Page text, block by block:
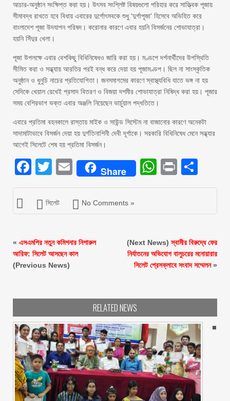
আচার-অনুষ্ঠান সংক্ষিপ্ত করা হয়। উৎসব সংশ্লিষ্ট বিষয়গুলো পরিহার করে সাত্ত্বিক পূজায়
সীমাবদ্ধ রাখতে হবে বিধায় এবারের দুর্গোৎসবকে শুধু ‘দুর্গাপূজা’ হিসেবে অভিহিত করে
বাংলাদেশ পূজা উদযাপন পরিষদ। করোনার কারণে এবার হয়নি বিসর্জনের শোভাযাত্রা।
হয়নি সিঁদুর খেলা।
পূজা উপলক্ষে এবার বেশকিছু বিধিনিষেধও জারি করা হয়। মণ্ডপে দর্শনার্থীদের উপস্থিতি
সীমিত করা ও সন্ধ্যায় আরতির পরই বন্ধ করে দেয়া হয় পূজামণ্ডপ। ছিল না সাংস্কৃতিক
অনুষ্ঠান ও ধুনুচি নাচের প্রতিযোগিতা। জনসমাগমের কারণে স্বাস্থ্যবিধি যাতে ভঙ্গ না হয়
সেদিকে খেয়াল রেখেই প্রসাদ বিতরণ ও বিজয়া দশমীর শোভাযাত্রা নিষিদ্ধ করা হয়। পূজার
সময় বেশিরভাগ ভক্ত এবার অঞ্জলি নিয়েছেন ভার্চুয়াল পদ্ধতিতে।
এবারে প্রতিমা বহনকালে রাস্তায় মাইক ও সাউন্ড সিস্টেম না বাজানোর কারণে অনেকটা
সাদামাটাভাবে বিসর্জন দেয়া হয় দুর্গতিনাশিনী দেবী দূর্গাকে। সরকারি বিধিনিষেধ মেনে সন্ধ্যার
আগেই সিলেটে শেষ হয় প্রতিমা বিসর্জন।
Facebook
Twitter
EmailShare Print
সিলেট No Comments »
« এসএমপির নতুন কমিশনার নিশারুল
আরিফ: সিলেট আসছেন কাল
(Previous News)
(Next News)স্বামীর বিরুদ্ধে ফের
নির্যাতনের অভিযোগ বালুচরের মনোয়ারার
সিলেট প্রেসক্লাবে সংবাদ সম্মেলন»
RELATED NEWS